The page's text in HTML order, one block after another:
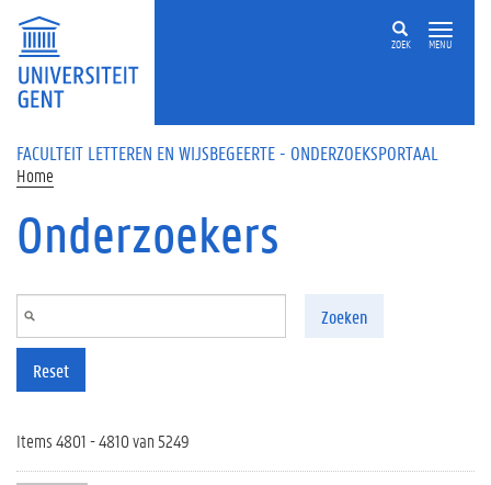
Overslaan en naar de inhoud gaan
ZOEK MENU
FACULTEIT LETTEREN EN WIJSBEGEERTE - ONDERZOEKSPORTAAL
Home
Onderzoekers
Zoeken
Reset
Items 4801 - 4810 van 5249